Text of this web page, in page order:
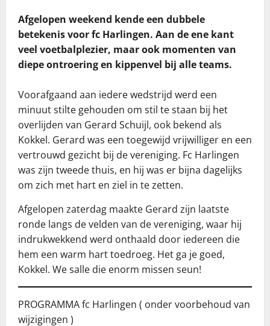
Afgelopen weekend kende een dubbele
betekenis voor fc Harlingen. Aan de ene kant
veel voetbalplezier, maar ook momenten van
diepe ontroering en kippenvel bij alle teams.
Voorafgaand aan iedere wedstrijd werd een
minuut stilte gehouden om stil te staan bij het
overlijden van Gerard Schuijl, ook bekend als
Kokkel. Gerard was een toegewijd vrijwilliger en een
vertrouwd gezicht bij de vereniging. Fc Harlingen
was zijn tweede thuis, en hij was er bijna dagelijks
om zich met hart en ziel in te zetten.
Afgelopen zaterdag maakte Gerard zijn laatste
ronde langs de velden van de vereniging, waar hij
indrukwekkend werd onthaald door iedereen die
hem een warm hart toedroeg. Het ga je goed,
Kokkel. We salle die enorm missen seun!
PROGRAMMA fc Harlingen ( onder voorbehoud van
wijzigingen )